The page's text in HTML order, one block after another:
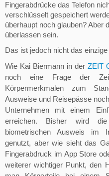
Fingerabdrücke das Telefon
verschlüsselt gespeichert
überhaupt noch glauben? Aber
überlassen sein.
Das ist jedoch nicht das
Wie Kai Biermann in der ZEIT
noch eine Frage der
Körpermerkmalen zum
Ausweise und Reisepässe
Unternehmen mit einem
erreichen. Bisher wird
biometrischen Ausweis im
genutzt, aber wie sieht das
Fingerabdruck im App Store
weiterer wichtiger Punkt, den